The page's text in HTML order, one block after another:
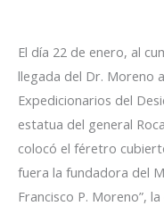
El día 22 de enero, al
llegada del Dr. Moreno
Expedicionarios del
estatua del general
colocó el féretro
fuera la fundadora del
Francisco P. Moreno”,